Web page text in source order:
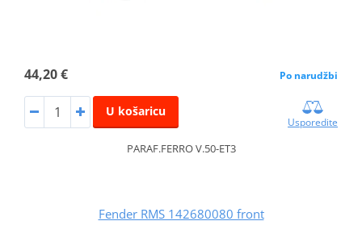
44,20 € Po narudžbi
U košaricu
Usporedite
PARAF.FERRO V.50-ET3
Fender RMS 142680080 front